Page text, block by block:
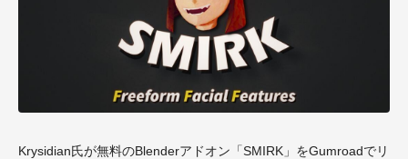
Krysidian氏が無料のBlenderアドオン「SMIRK」をGumroadでリ